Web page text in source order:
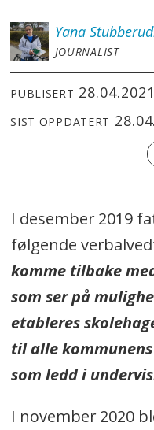
Yana
JOURNALIST
PUBLISERT
SIST OPPDATERT
I desember 2019
følgende
komme tilbake
som ser på
etableres
til alle
som ledd i
I november 2020